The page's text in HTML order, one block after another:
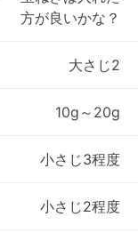
方が良いかな？
大さじ2
10g～20g
小さじ3程度
小さじ2程度